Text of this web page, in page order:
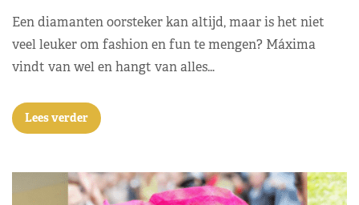
Een diamanten oorsteker kan altijd, maar is het niet
veel leuker om fashion en fun te mengen? Máxima
vindt van wel en hangt van alles…
Lees verder